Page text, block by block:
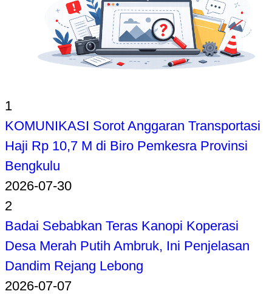
1
KOMUNIKASI Sorot Anggaran Transportasi
Haji Rp 10,7 M di Biro Pemkesra Provinsi
Bengkulu
2026-07-30
2
Badai Sebabkan Teras Kanopi Koperasi
Desa Merah Putih Ambruk, Ini Penjelasan
Dandim Rejang Lebong
2026-07-07